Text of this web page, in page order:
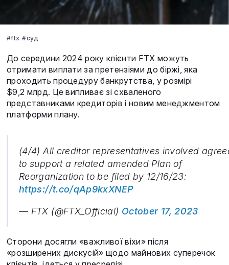
#ftx #суд
До середини 2024 року клієнти FTX можуть
отримати виплати за претензіями до біржі, яка
проходить процедуру банкрутства, у розмірі
$9,2 млрд. Це випливає зі схваленого
представниками кредиторів і новим менеджментом
платформи плану.
(4/4) All creditor representatives involved
to support a related amended Plan of
Reorganization to be filed by 12/16/23:
https://t.co/qAp9kxXNEP
— FTX (@FTX_Official) October 17, 2023
Сторони досягли «важливої віхи» після
«розширених дискусій» щодо майнових суперечок